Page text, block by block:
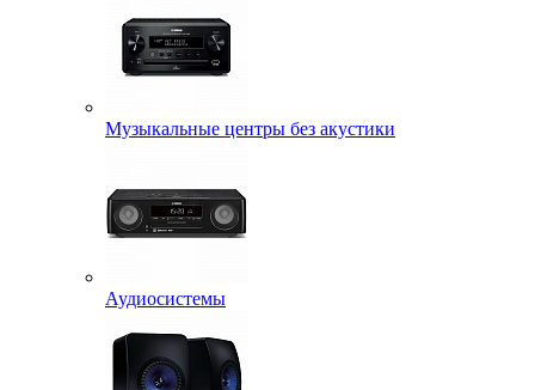
Музыкальные центры без акустики
Аудиосистемы